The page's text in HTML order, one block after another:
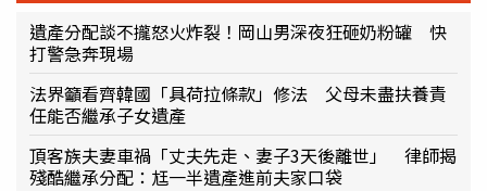
遺產分配談不攏怒火炸裂！岡山男深夜狂砸奶粉罐 快
打警急奔現場
法界籲看齊韓國「具荷拉條款」修法 父母未盡扶養責
任能否繼承子女遺產
頂客族夫妻車禍「丈夫先走、妻子3天後離世」 律師揭
殘酷繼承分配：尪一半遺產進前夫家口袋